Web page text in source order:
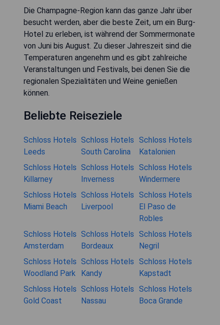
Die Champagne-Region kann das ganze Jahr über
besucht werden, aber die beste Zeit, um ein Burg-
Hotel zu erleben, ist während der Sommermonate
von Juni bis August. Zu dieser Jahreszeit sind die
Temperaturen angenehm und es gibt zahlreiche
Veranstaltungen und Festivals, bei denen Sie die
regionalen Spezialitäten und Weine genießen
können.
Beliebte Reiseziele
Schloss Hotels
Leeds
Schloss Hotels
South Carolina
Schloss Hotels
Katalonien
Schloss Hotels
Killarney
Schloss Hotels
Inverness
Schloss Hotels
Windermere
Schloss Hotels
Miami Beach
Schloss Hotels
Liverpool
Schloss Hotels
El Paso de
Robles
Schloss Hotels
Amsterdam
Schloss Hotels
Bordeaux
Schloss Hotels
Negril
Schloss Hotels
Woodland Park
Schloss Hotels
Kandy
Schloss Hotels
Kapstadt
Schloss Hotels
Gold Coast
Schloss Hotels
Nassau
Schloss Hotels
Boca Grande